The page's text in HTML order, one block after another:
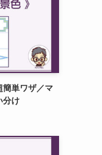
単ワザ／マ
分け